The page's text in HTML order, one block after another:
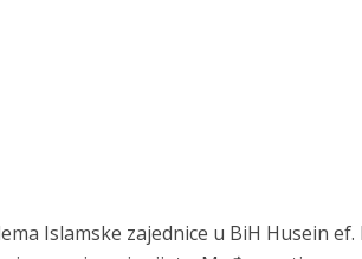
Islamske zajednice u BiH Husein